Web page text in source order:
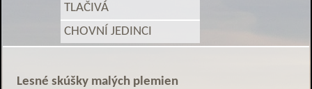
TLAČIVÁ
CHOVNÍ JEDINCI
Lesné skúšky malých plemien